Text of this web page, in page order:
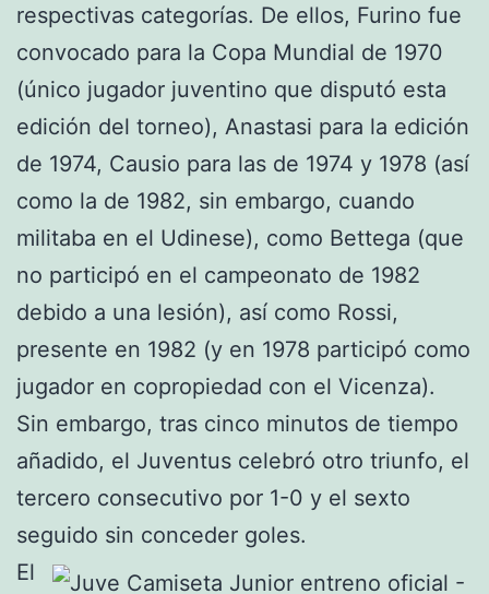
respectivas categorías. De ellos, Furino fue
convocado para la Copa Mundial de 1970
(único jugador juventino que disputó esta
edición del torneo), Anastasi para la edición
de 1974, Causio para las de 1974 y 1978 (así
como la de 1982, sin embargo, cuando
militaba en el Udinese), como Bettega (que
no participó en el campeonato de 1982
debido a una lesión), así como Rossi,
presente en 1982 (y en 1978 participó como
jugador en copropiedad con el Vicenza).
Sin embargo, tras cinco minutos de tiempo
añadido, el Juventus celebró otro triunfo, el
tercero consecutivo por 1-0 y el sexto
seguido sin conceder goles.
El